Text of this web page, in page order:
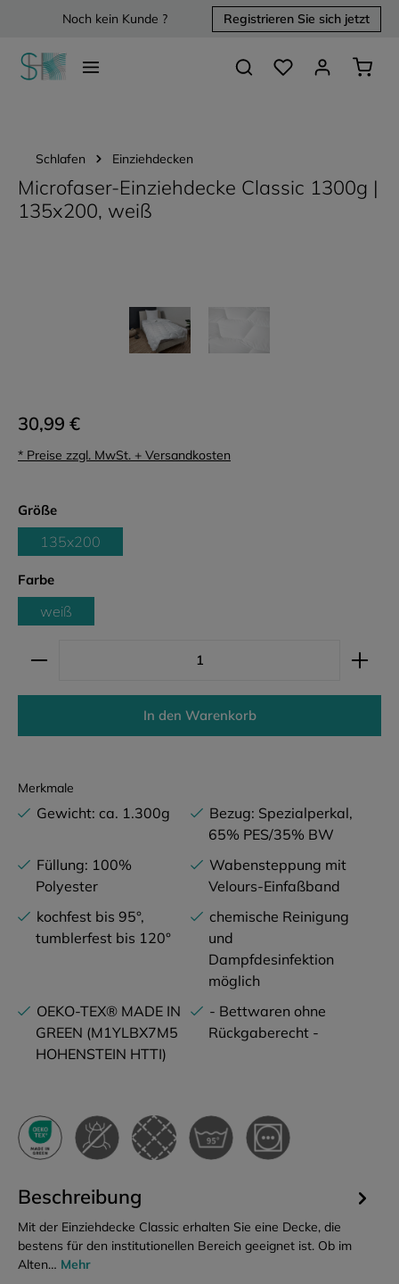
springenNoch kein Kunde ? Registrieren Sie sich jetzt
Du hast 0 Produkte
Schlafen Einziehdecken
Microfaser-Einziehdecke Classic 1300g |
135x200, weiß
30,99 €
* Preise zzgl. MwSt. + Versandkosten
Größeauswählen
135x200
Farbeauswählen
weiß
Produkt Anzahl: Gib den gewünschten Wert ein
In den Warenkorb
Merkmale
Gewicht: ca. 1.300g
Bezug: Spezialperkal,
65% PES/35% BW
Füllung: 100%
Polyester
Wabensteppung mit
Velours-Einfaßband
kochfest bis 95°,
tumblerfest bis 120°
chemische Reinigung
und
Dampfdesinfektion
möglich
OEKO-TEX® MADE IN
GREEN (M1YLBX7M5
HOHENSTEIN HTTI)
- Bettwaren ohne
Rückgaberecht -
Beschreibung
Mit der Einziehdecke Classic erhalten Sie eine Decke, die
bestens für den institutionellen Bereich geeignet ist. Ob im
Alten… Mehr